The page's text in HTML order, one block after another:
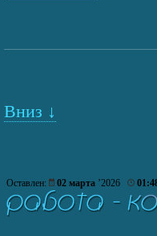
Вниз ↓
Оставлен: 02 марта ’2026